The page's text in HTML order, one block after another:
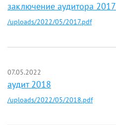
заключение аудитора 2017
/uploads/2022/05/2017.pdf
07.05.2022
аудит 2018
/uploads/2022/05/2018.pdf